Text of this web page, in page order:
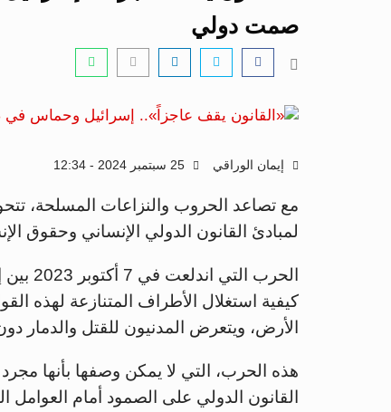
صمت دولي
إيمان الوراقي
مع تصاعد الحروب والنزاعات المسلحة،
لمبادئ القانون الدولي الإنساني وحقوق
كيفية استغلال الأطراف المتنازعة لهذه
الأرض، ويتعرض المدنيون للقتل والدمار
هذه الحرب، التي لا يمكن وصفها بأنها
القانون الدولي على الصمود أمام العوامل